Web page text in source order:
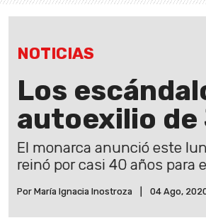
NOTICIAS
Los
autoexilio de
El monarca anunció este
reinó por casi 40 años para
Por María Ignacia Inostroza 04 Ago,